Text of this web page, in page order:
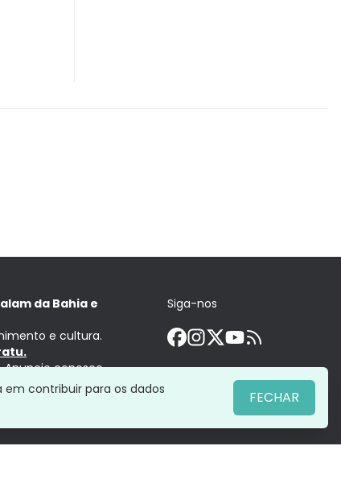
da Bahia e
e cultura.
Anuncie conosco
Siga-nos
em contribuir para os dados
FECHAR